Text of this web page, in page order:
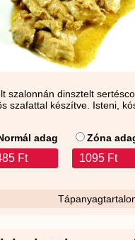
szalonnán dinsztelt
szafattal készítve. Isteni,
adag
Ft
Zóna
1095 Ft